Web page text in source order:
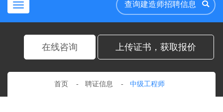
Toggle
navigation
在线咨询 上传证书，获取报价
首页 聘证信息 中级工程师